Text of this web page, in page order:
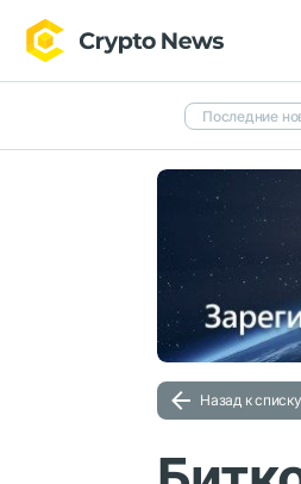
Последние
Назад к списку